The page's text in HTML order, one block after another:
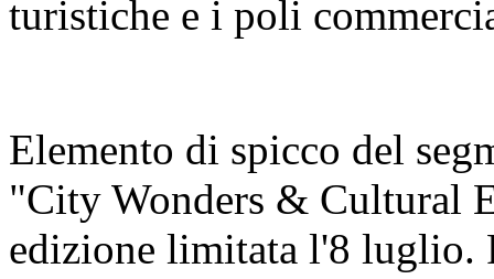
turistiche e i poli
Elemento di spicco del
"City Wonders & Cultural
edizione limitata l'8 luglio.